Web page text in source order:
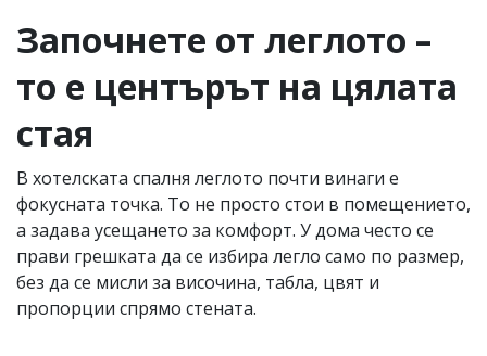
Започнете от леглото –
то е центърът на цялата
стая
В хотелската спалня леглото почти винаги е
фокусната точка. То не просто стои в помещението,
а задава усещането за комфорт. У дома често се
прави грешката да се избира легло само по размер,
без да се мисли за височина, табла, цвят и
пропорции спрямо стената.